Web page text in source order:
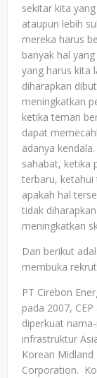
sekitar kita
ataupun lebih
mereka harus
banyak hal
yang harus kita
diharapkan
meningkatkan
ketika teman
dapat
adanya
sahabat, ketika
terbaru, ketahui
apakah hal
tidak
meningkatkan
Dan berikut
membuka
PT Cirebon
pada 2007,
diperkuat
infrastruktur
Korean
Corporation.